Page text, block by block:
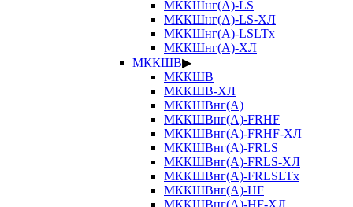
МККШнг(А)-LS
МККШнг(А)-LS-ХЛ
МККШнг(А)-LSLTx
МККШнг(А)-ХЛ
МККШВ▶
МККШВ
МККШВ-ХЛ
МККШВнг(А)
МККШВнг(А)-FRHF
МККШВнг(А)-FRHF-ХЛ
МККШВнг(А)-FRLS
МККШВнг(А)-FRLS-ХЛ
МККШВнг(А)-FRLSLTx
МККШВнг(А)-HF